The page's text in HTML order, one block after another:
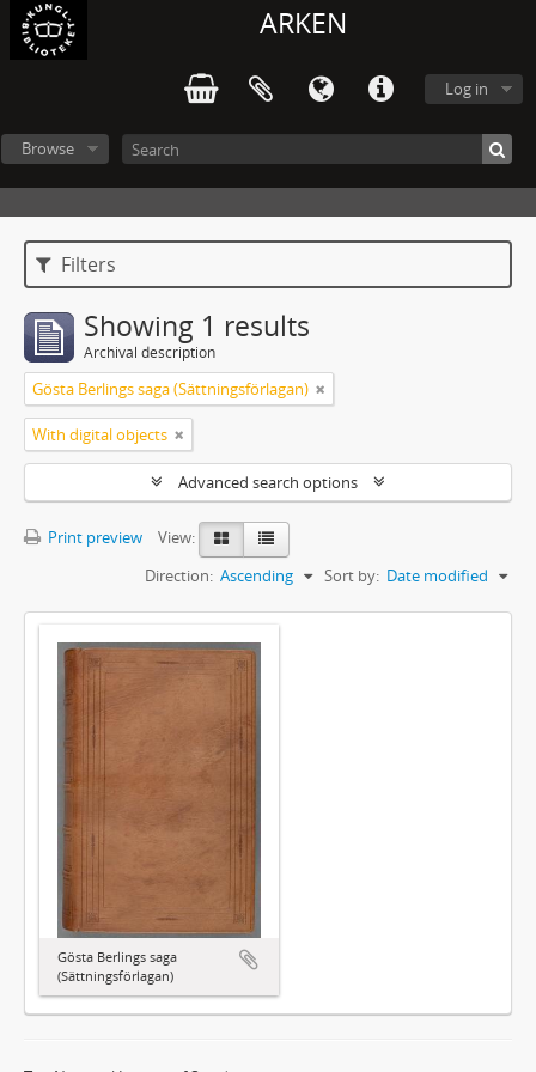
ARKEN
Log in
Browse
Filters
Showing 1 results
Archival description
Gösta Berlings saga (Sättningsförlagan)
With digital objects
Advanced search options
Print preview
View:
Sort by: Date modified
Direction: Ascending
Gösta Berlings saga
(Sättningsförlagan)